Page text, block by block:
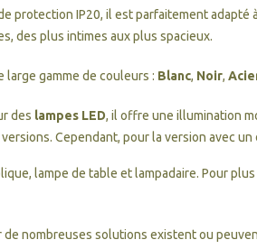
protection IP20, il est parfaitement
des plus intimes aux plus spacieux.
gamme de couleurs : Blanc, Noir,
des lampes LED, il offre une illumination
Cependant, pour la version avec
lampe de table et lampadaire. Pour
nombreuses solutions existent ou